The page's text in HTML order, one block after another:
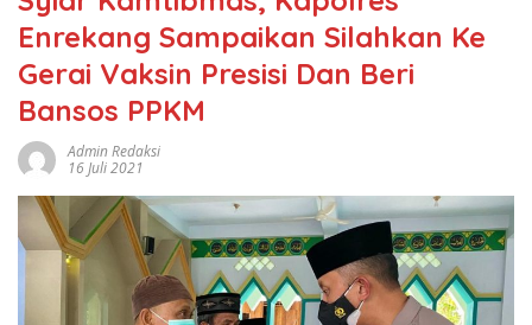
Enrekang Sampaikan Silahkan Ke
Gerai Vaksin Presisi Dan Beri
Bansos PPKM
Admin Redaksi
16 Juli 2021